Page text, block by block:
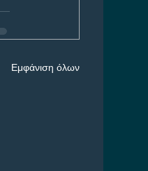
Εμφάνιση όλων